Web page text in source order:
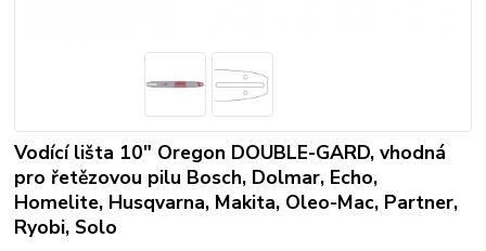
Vodící lišta 10" Oregon DOUBLE-GARD, vhodná
pro řetězovou pilu Bosch, Dolmar, Echo,
Homelite, Husqvarna, Makita, Oleo-Mac, Partner,
Ryobi, Solo